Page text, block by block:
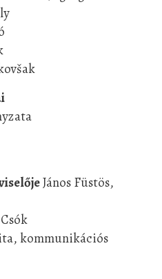
János Füstös,
kommunikációs